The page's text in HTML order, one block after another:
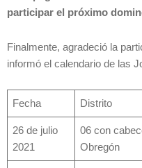
participar el próximo
Finalmente, agradeció la
informó el calendario de las
Fecha Distrito
26 de julio
2021
06 con
Obregón